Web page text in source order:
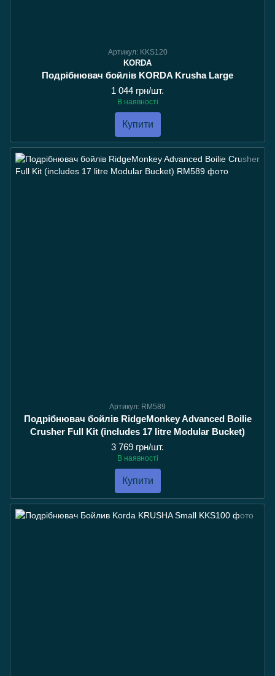
Артикул: KKS120
KORDA
Подрібнювач бойлів KORDA Krusha Large
1 044 грн/шт.
В наявності
Купити
Артикул: RM589
Подрібнювач бойлів RidgeMonkey Advanced Boilie
Crusher Full Kit (includes 17 litre Modular Bucket)
3 769 грн/шт.
В наявності
Купити